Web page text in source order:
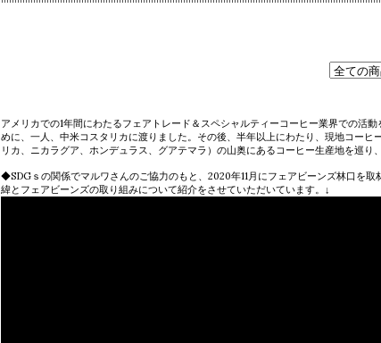
アメリカでの1年間にわたるフェアトレード＆スペシャルティーコーヒー業界での活
めに、一人、中米コスタリカに渡りました。その後、半年以上にわたり、現地コーヒ
リカ、ニカラグア、ホンデュラス、グアテマラ）の山奥にあるコーヒー生産地を巡り
◆SDGｓの関係でマルワさんのご協力のもと、2020年11月にフェアビーンズ林口を
緯とフェアビーンズの取り組みについて紹介をさせていただいています。↓